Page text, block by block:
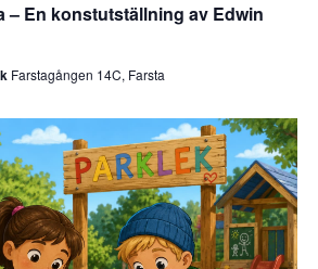
– En konstutställning av Edwin
Farstagången 14C, Farsta